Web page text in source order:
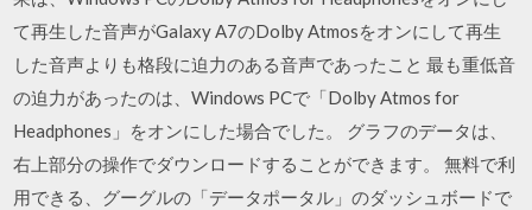
て再生した音声がGalaxy A7のDolby Atmosをオンにして再生
した音声よりも格段に迫力のある音声であったこと 最も重低音
の迫力があったのは、Windows PCで「Dolby Atmos for
Headphones」をオンにした場合でした。 グラフのデータは、
右上部分の操作でダウンロードすることができます。 無料で利
用できる、グーグルの「データポータル」のダッシュボードで